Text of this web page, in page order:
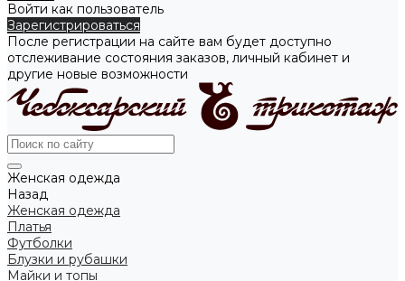
Войти как пользователь
Зарегистрироваться
После регистрации на сайте вам будет доступно
отслеживание состояния заказов, личный кабинет и
другие новые возможности
Женская одежда
Назад
Женская одежда
Платья
Футболки
Блузки и рубашки
Майки и топы